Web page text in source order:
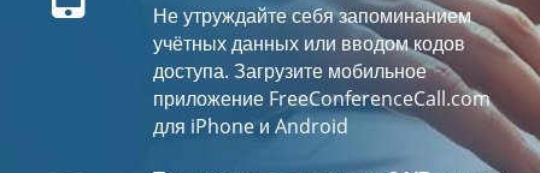
Не утруждайте себя запоминанием
учётных данных или вводом кодов
доступа. Загрузите мобильное
приложение FreeConferenceCall.com
для iPhone и Android